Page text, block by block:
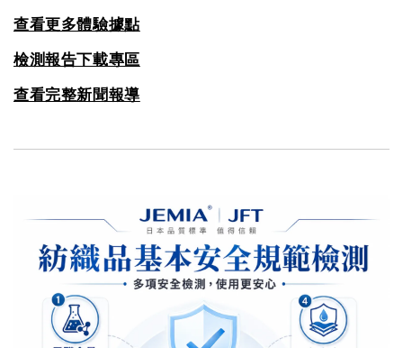
查看更多體驗據點
檢測報告下載專區
查看完整新聞報導